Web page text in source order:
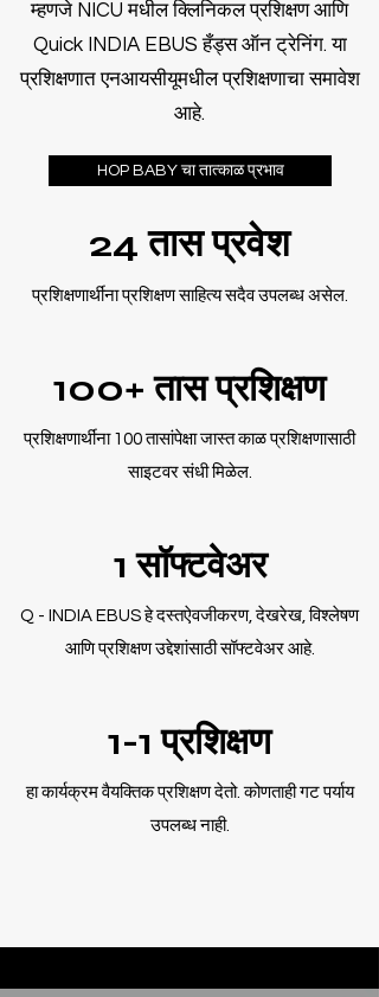
म्हणजे NICU मधील क्लिनिकल प्रशिक्षण आणि
Quick INDIA EBUS हँड्स ऑन ट्रेनिंग. या
प्रशिक्षणात एनआयसीयूमधील प्रशिक्षणाचा समावेश
आहे.
HOP BABY चा तात्काळ प्रभाव
24 तास प्रवेश
प्रशिक्षणार्थींना प्रशिक्षण साहित्य सदैव उपलब्ध असेल.
100+ तास प्रशिक्षण
प्रशिक्षणार्थींना 100 तासांपेक्षा जास्त काळ प्रशिक्षणासाठी
साइटवर संधी मिळेल.
1 सॉफ्टवेअर
Q - INDIA EBUS हे दस्तऐवजीकरण, देखरेख, विश्लेषण
आणि प्रशिक्षण उद्देशांसाठी सॉफ्टवेअर आहे.
1-1 प्रशिक्षण
हा कार्यक्रम वैयक्तिक प्रशिक्षण देतो. कोणताही गट पर्याय
उपलब्ध नाही.